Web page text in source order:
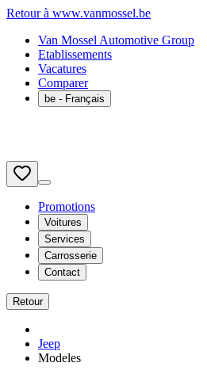
Retour à www.vanmossel.be
Van Mossel Automotive Group
Etablissements
Vacatures
Comparer
be - Français
Promotions
Voitures
Services
Carrosserie
Contact
Retour
Jeep
Modeles